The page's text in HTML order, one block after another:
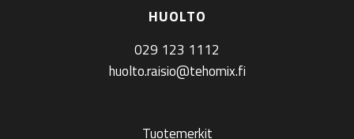
HUOLTO
029 123 1112
huolto.raisio@tehomix.fi
Tuotemerkit